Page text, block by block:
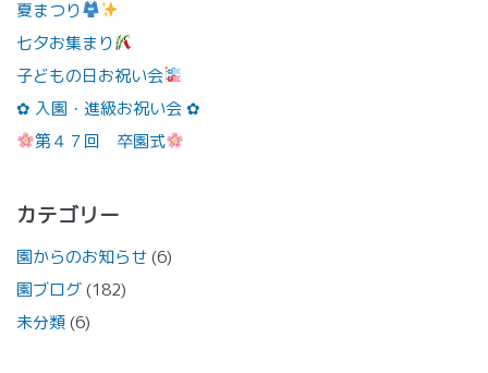
夏まつり
七夕お集まり
子どもの日お祝い会
✿ 入園・進級お祝い会 ✿
第４７回 卒園式
カテゴリー
園からのお知らせ(6)
園ブログ(182)
未分類(6)